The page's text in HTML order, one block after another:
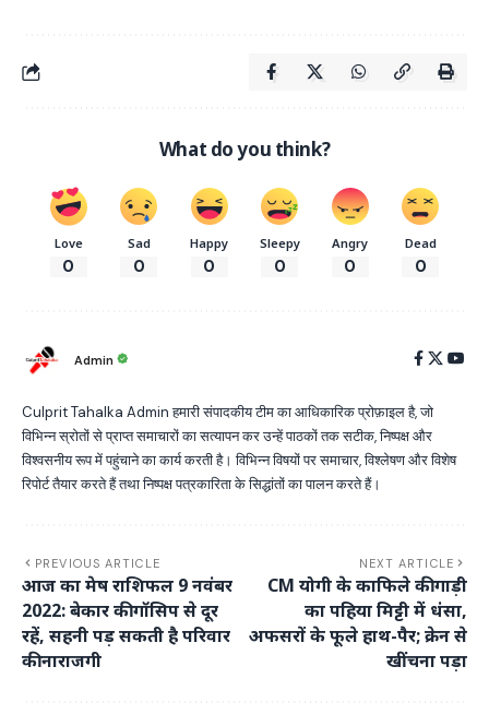
What do you think?
Love
0
Sad
0
Happy
0
Sleepy
0
Angry
0
Dead
0
Admin
Culprit Tahalka Admin हमारी संपादकीय टीम का आधिकारिक प्रोफ़ाइल है, जो
विभिन्न स्रोतों से प्राप्त समाचारों का सत्यापन कर उन्हें पाठकों तक सटीक, निष्पक्ष और
विश्वसनीय रूप में पहुंचाने का कार्य करती है। विभिन्न विषयों पर समाचार, विश्लेषण और विशेष
रिपोर्ट तैयार करते हैं तथा निष्पक्ष पत्रकारिता के सिद्धांतों का पालन करते हैं।
PREVIOUS ARTICLE
आज का मेष राशिफल 9 नवंबर
2022: बेकार की गॉसिप से दूर
रहें, सहनी पड़ सकती है परिवार
की नाराजगी
NEXT ARTICLE
CM योगी के काफिले की गाड़ी
का पहिया मिट्टी में धंसा,
अफसरों के फूले हाथ-पैर; क्रेन से
खींचना पड़ा